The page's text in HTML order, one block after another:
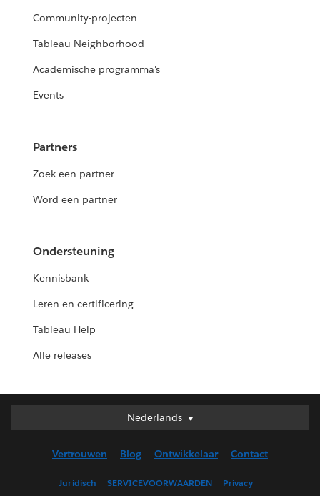
Community-projecten
Tableau Neighborhood
Academische programma's
Events
Partners
Zoek een partner
Word een partner
Ondersteuning
Kennisbank
Leren en certificering
Tableau Help
Alle releases
Nederlands
Nederlands
English (UK)
Vertrouwen Blog Ontwikkelaar Contact
Juridisch SERVICEVOORWAARDEN Privacy